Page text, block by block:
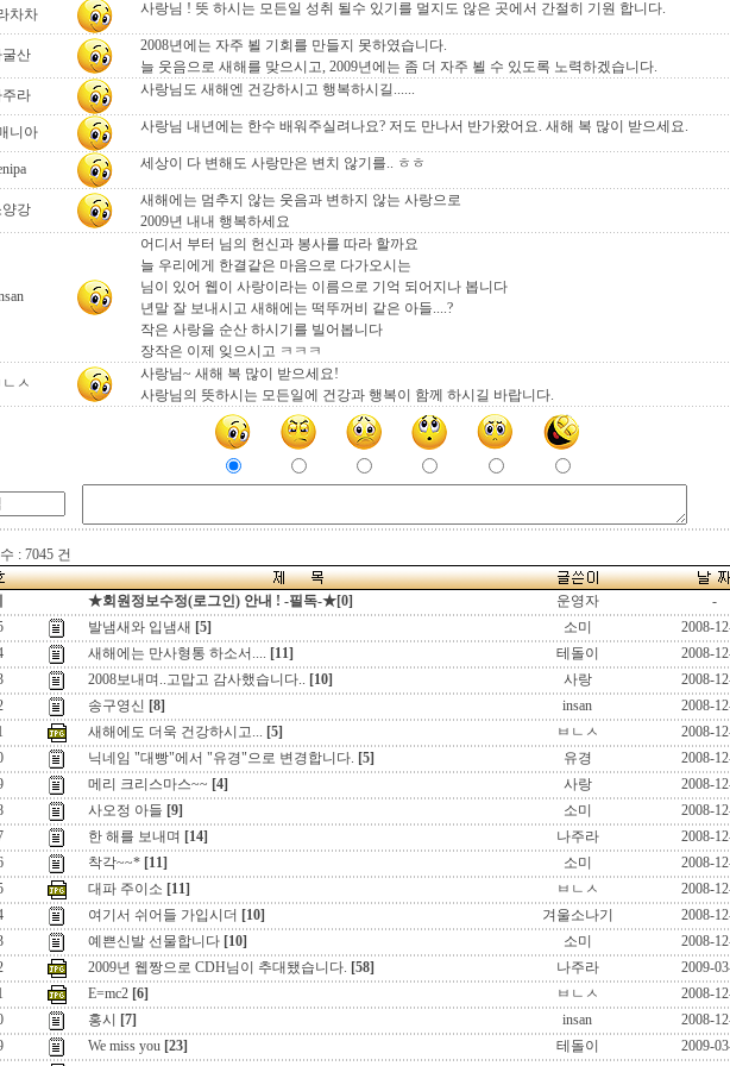
차차 사랑님 ! 뜻 하시는 모든일 성취 될수 있기를 멀지도 않은 곳에서 간절히 기원 합니다.
굴산
2008년에는 자주 뵐 기회를 만들지 못하였습니다.
늘 웃음으로 새해를 맞으시고, 2009년에는 좀 더 자주 뵐 수 있도록 노력하겠습니다.
주라 사랑님도 새해엔 건강하시고 행복하시길......
니아 사랑님 내년에는 한수 배워주실려나요? 저도 만나서 반가왔어요. 새해 복 많이 받으세요.
세상이 다 변해도 사랑만은 변치 않기를.. ㅎㅎ
양강
새해에는 멈추지 않는 웃음과 변하지 않는 사랑으로
2009년 내내 행복하세요
어디서 부터 님의 헌신과 봉사를 따라 할까요
늘 우리에게 한결같은 마음으로 다가오시는
님이 있어 웹이 사랑이라는 이름으로 기억 되어지나 봅니다
년말 잘 보내시고 새해에는 떡뚜꺼비 같은 아들....?
작은 사랑을 순산 하시기를 빌어봅니다
장작은 이제 잊으시고 ㅋㅋㅋ
ㄴㅅ
사랑님~ 새해 복 많이 받으세요!
사랑님의 뜻하시는 모든일에 건강과 행복이 함께 하시길 바랍니다.
: 7045 건
★회원정보수정(로그인) 안내 ! -필독-★[0] 운영자 -
발냄새와 입냄새 [5] 소미 2008-
새해에는 만사형통 하소서.... [11] 테돌이 2008-
2008보내며..고맙고 감사했습니다.. [10] 사랑 2008-
송구영신 [8] insan 2008-
새해에도 더욱 건강하시고... [5] ㅂㄴㅅ 2008-
닉네임 "대빵"에서 "유경"으로 변경합니다. [5] 유경 2008-
메리 크리스마스~~ [4] 사랑 2008-
사오정 아들 [9] 소미 2008-
한 해를 보내며 [14] 나주라 2008-
착각~~* [11] 소미 2008-
대파 주이소 [11] ㅂㄴㅅ 2008-
여기서 쉬어들 가입시더 [10] 겨울소나기 2008-
예쁜신발 선물합니다 [10] 소미 2008-
2009년 웹짱으로 CDH님이 추대됐습니다. [58] 나주라 2009-
E=mc2 [6] ㅂㄴㅅ 2008-
홍시 [7] insan 2008-
We miss you [23] 테돌이 2009-